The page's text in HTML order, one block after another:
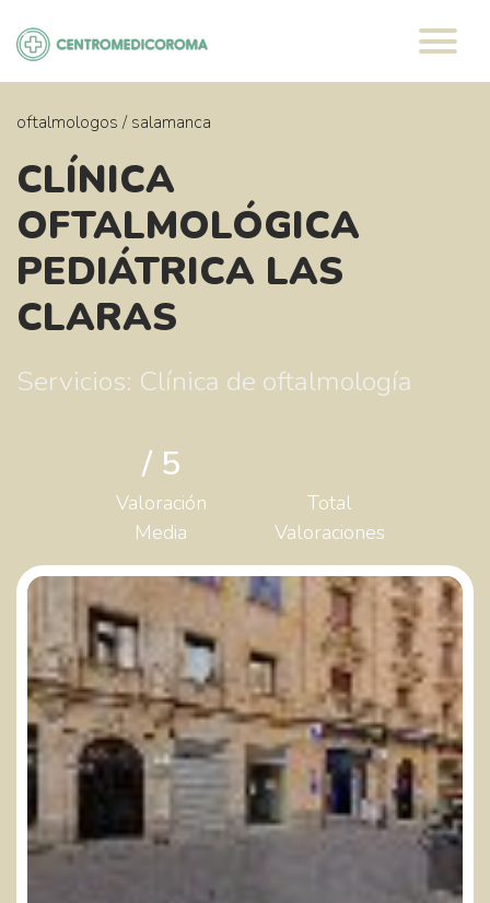
contenido
oftalmologos / salamanca
CLÍNICA
OFTALMOLÓGICA
PEDIÁTRICA LAS
CLARAS
Servicios: Clínica de oftalmología
/ 5
Valoración
Media
Total
Valoraciones